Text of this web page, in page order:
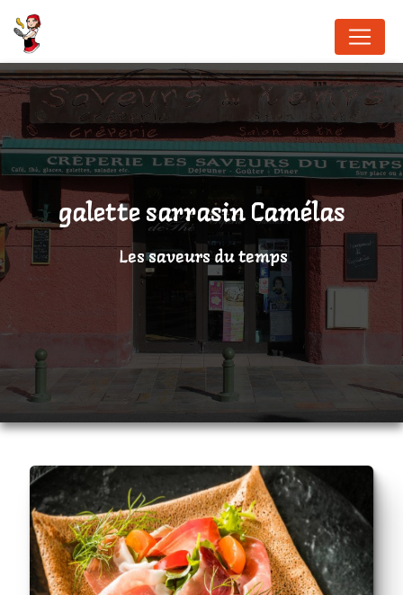
galette sarrasin Camélas
Les saveurs du temps
Panneau de gestion des cookies